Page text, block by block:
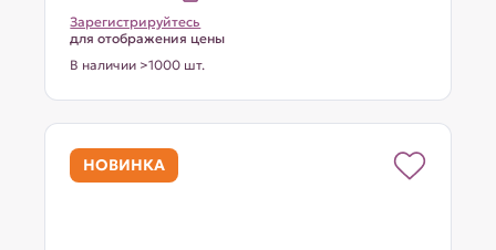
Зарегистрируйтесь
для отображения цены
В наличии >1000 шт.
НОВИНКА